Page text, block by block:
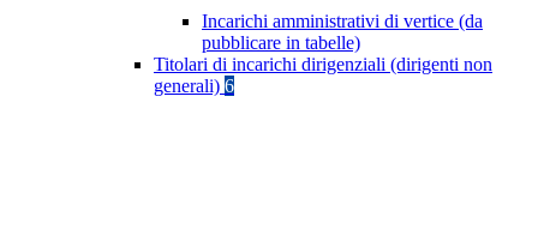
Incarichi amministrativi di vertice (da
pubblicare in tabelle)
Titolari di incarichi dirigenziali (dirigenti non
generali) 6